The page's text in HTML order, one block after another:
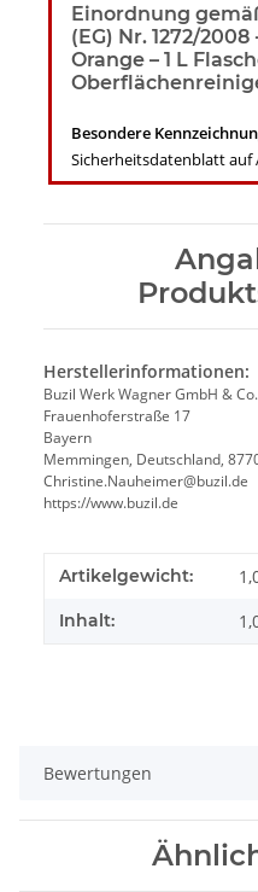
Einordnung
(EG) Nr. 1272/
Orange – 1 L
Besondere
Sicherheitsdatenblatt auf
Herstellerinformationen:
Buzil Werk Wagner GmbH &
Frauenhoferstraße 17
Bayern
Memmingen, Deutschland,
Christine.Nauheimer@buzil.de
https://www.buzil.de
Artikelgewicht:
Inhalt:
Bewertungen